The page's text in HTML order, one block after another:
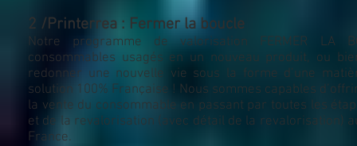
2 /Printerrea : Fermer la boucle
Notre programme de valorisation FERMER LA
consommables usagés en un nouveau produit, ou
redonner une nouvelle vie sous la forme d’une
solution 100% Française ! Nous sommes capables
la vente du consommable en passant par toutes les
et de la revalorisation (avec détail de la revalorisation)
France.